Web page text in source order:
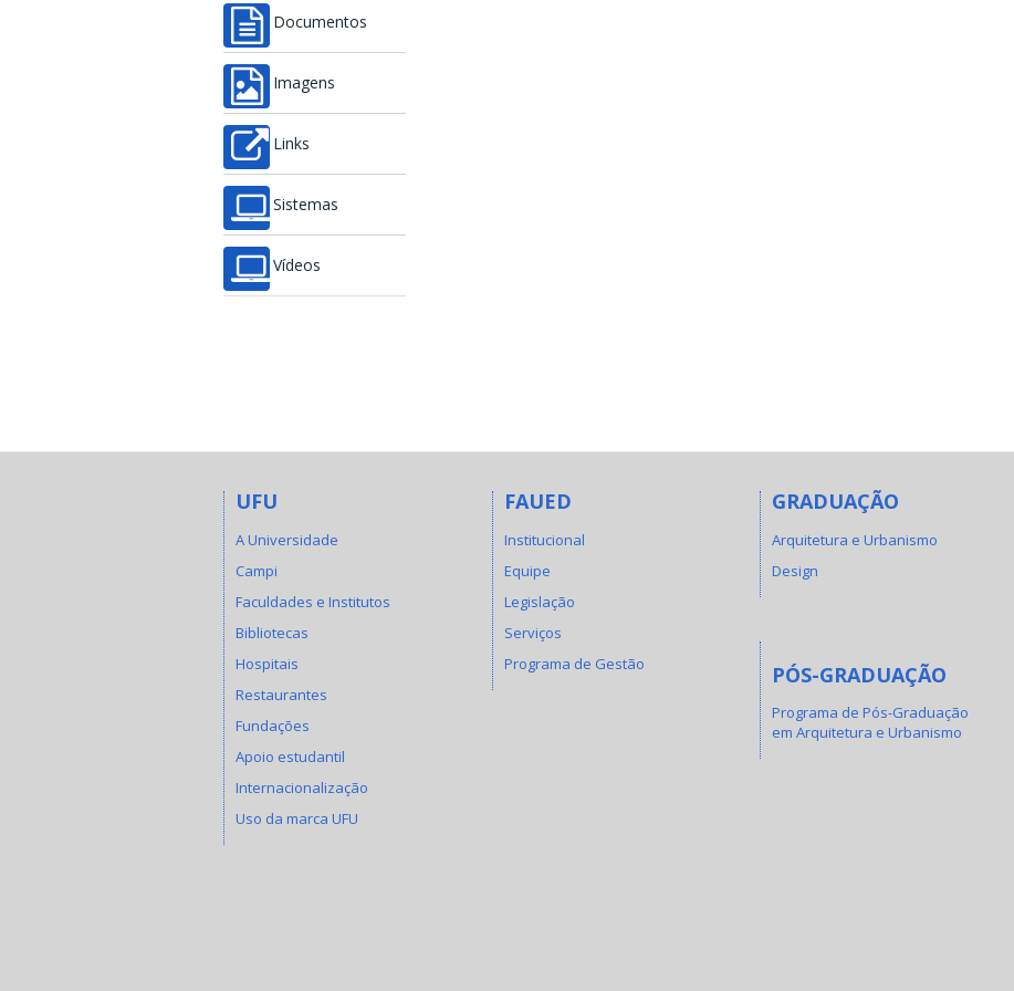
Documentos
Imagens
Links
Sistemas
Vídeos
UFU
A Universidade
Campi
Faculdades e Institutos
Bibliotecas
Hospitais
Restaurantes
Fundações
Apoio estudantil
Internacionalização
Uso da marca UFU
FAUED
Institucional
Equipe
Legislação
Serviços
Programa de Gestão
GRADUAÇÃO
Arquitetura e Urbanismo
Design
PÓS-GRADUAÇÃO
Programa de Pós-Graduação
em Arquitetura e Urbanismo